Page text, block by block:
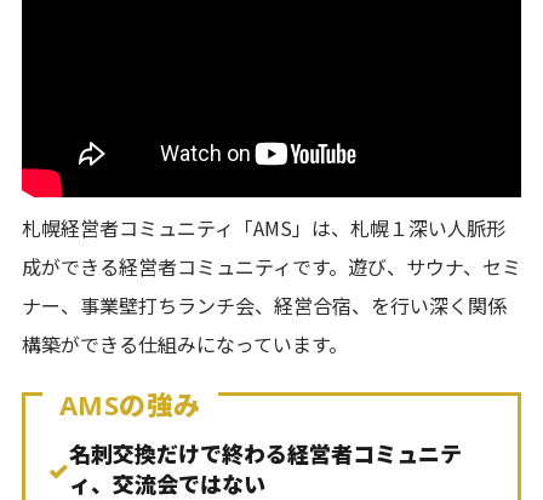
札幌経営者コミュニティ「AMS」は、札幌１深い人脈形
成ができる経営者コミュニティです。遊び、サウナ、セミ
ナー、事業壁打ちランチ会、経営合宿、を行い深く関係
構築ができる仕組みになっています。
AMSの強み
✓名刺交換だけで終わる経営者コミュニテ
ィ、交流会ではない